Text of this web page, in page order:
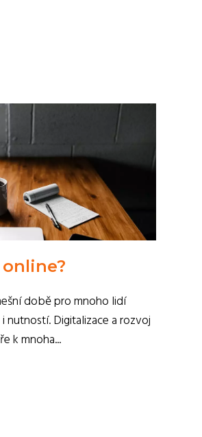
době pro mnoho lidí
nutností. Digitalizace a rozvoj
k mnoha...